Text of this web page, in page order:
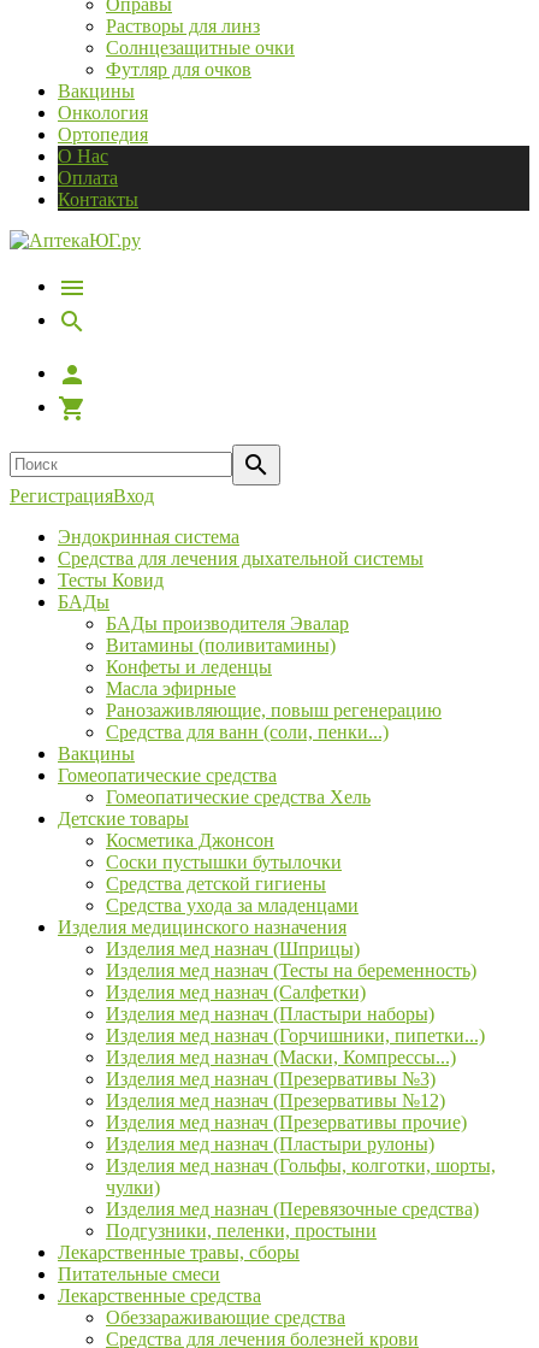
Оправы
Растворы для линз
Солнцезащитные очки
Футляр для очков
Вакцины
Онкология
Ортопедия
О Нас
Оплата
Контакты
РегистрацияВход
Эндокринная система
Средства для лечения дыхательной системы
Тесты Ковид
БАДы
БАДы производителя Эвалар
Витамины (поливитамины)
Конфеты и леденцы
Масла эфирные
Ранозаживляющие, повыш регенерацию
Средства для ванн (соли, пенки...)
Вакцины
Гомеопатические средства
Гомеопатические средства Хель
Детские товары
Косметика Джонсон
Соски пустышки бутылочки
Средства детской гигиены
Средства ухода за младенцами
Изделия медицинского назначения
Изделия мед назнач (Шприцы)
Изделия мед назнач (Тесты на беременность)
Изделия мед назнач (Салфетки)
Изделия мед назнач (Пластыри наборы)
Изделия мед назнач (Горчишники, пипетки...)
Изделия мед назнач (Маски, Компрессы...)
Изделия мед назнач (Презервативы №3)
Изделия мед назнач (Презервативы №12)
Изделия мед назнач (Презервативы прочие)
Изделия мед назнач (Пластыри рулоны)
Изделия мед назнач (Гольфы, колготки, шорты,
чулки)
Изделия мед назнач (Перевязочные средства)
Подгузники, пеленки, простыни
Лекарственные травы, сборы
Питательные смеси
Лекарственные средства
Обеззараживающие средства
Средства для лечения болезней крови